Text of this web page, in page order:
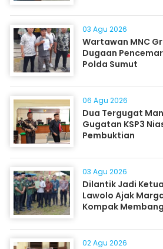
03 Agu 2026
Wartawan MNC
Dugaan
Polda Sumut
06 Agu 2026
Dua Tergugat
Gugatan KSP3
Pembuktian
03 Agu 2026
Dilantik Jadi
Lawolo Ajak
Kompak
02 Agu 2026